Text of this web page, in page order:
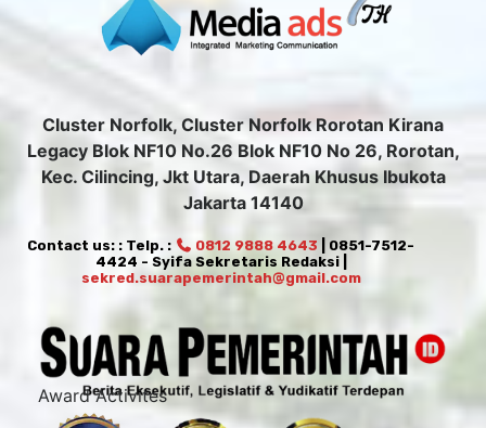
Cluster Norfolk, Cluster Norfolk Rorotan Kirana
Legacy Blok NF10 No.26 Blok NF10 No 26, Rorotan,
Kec. Cilincing, Jkt Utara, Daerah Khusus Ibukota
Jakarta 14140
Contact us: : Telp. : 0812 9888 4643 | 0851-7512-
4424 - Syifa Sekretaris Redaksi |
sekred.suarapemerintah@gmail.com
Award Activites